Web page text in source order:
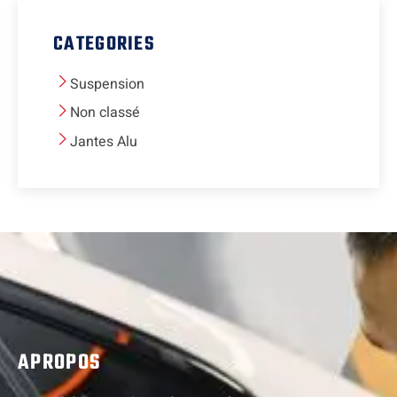
CATEGORIES
Suspension
Non classé
Jantes Alu
APROPOS